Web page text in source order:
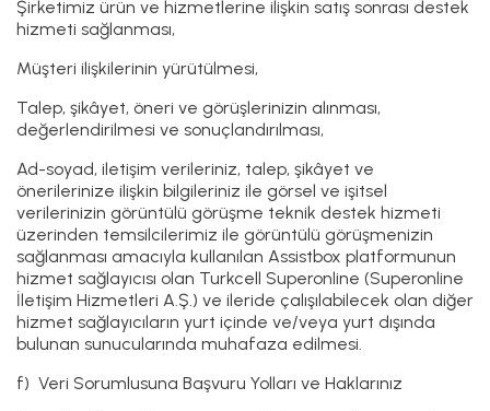
Şirketimiz ürün ve hizmetlerine ilişkin satış sonrası destek
hizmeti sağlanması,
Müşteri ilişkilerinin yürütülmesi,
Talep, şikâyet, öneri ve görüşlerinizin alınması,
değerlendirilmesi ve sonuçlandırılması,
Ad-soyad, iletişim verileriniz, talep, şikâyet ve
önerilerinize ilişkin bilgileriniz ile görsel ve işitsel
verilerinizin görüntülü görüşme teknik destek hizmeti
üzerinden temsilcilerimiz ile görüntülü görüşmenizin
sağlanması amacıyla kullanılan Assistbox platformunun
hizmet sağlayıcısı olan Turkcell Superonline (Superonline
İletişim Hizmetleri A.Ş.) ve ileride çalışılabilecek olan diğer
hizmet sağlayıcıların yurt içinde ve/veya yurt dışında
bulunan sunucularında muhafaza edilmesi.
f) Veri Sorumlusuna Başvuru Yolları ve Haklarınız